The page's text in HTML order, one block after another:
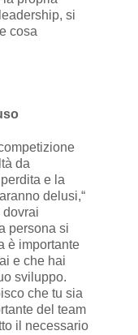
si
cosa
da
e la
delusi,“
dovrai
persona si
è importante
e che hai
sviluppo.
che tu sia
del team
il necessario